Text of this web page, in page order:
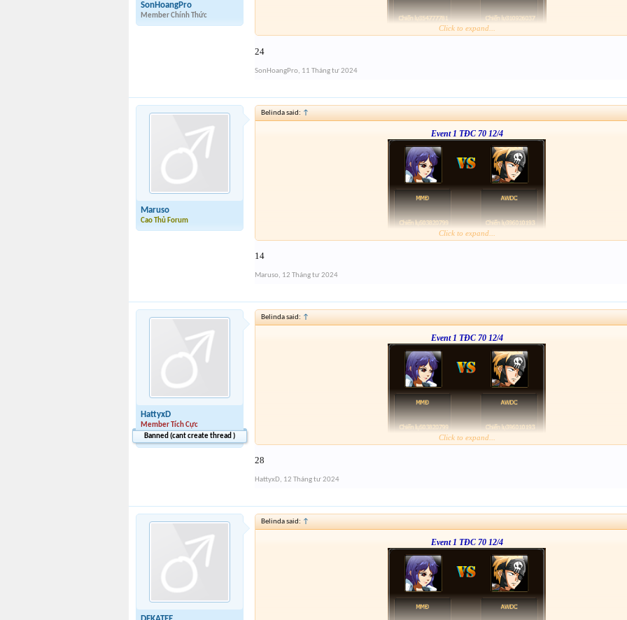
SonHoangPro
Member Chính Thức
Click to expand...
24
SonHoangPro, 11 Tháng tư 2024
Maruso
Cao Thủ Forum
Belinda said: ↑
Event 1 TĐC 70 12/4
Click to expand...
14
Maruso, 12 Tháng tư 2024
HattyxD
Member Tích Cực
Banned (cant create thread )
Belinda said: ↑
Event 1 TĐC 70 12/4
Click to expand...
28
HattyxD, 12 Tháng tư 2024
Belinda said: ↑
Event 1 TĐC 70 12/4